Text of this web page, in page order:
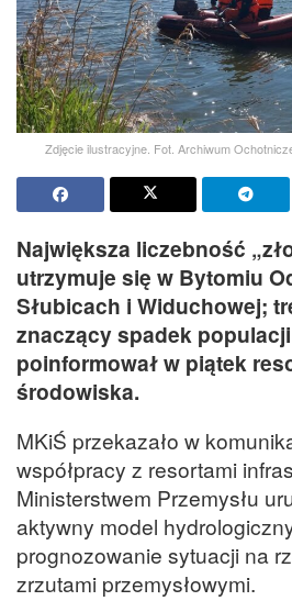
Zdjęcie ilustracyjne. Fot. Archiwum
Największa liczebność
utrzymuje się w Bytomiu
Słubicach i Widuchowej;
znaczący spadek
poinformował w piątek
środowiska.
MKiŚ przekazało w
współpracy z resortami
Ministerstwem Przemysłu
aktywny model
prognozowanie sytuacji na
zrzutami przemysłowymi.